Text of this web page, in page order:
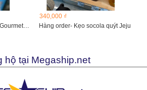
Hạt tổng hợp tẩm mật ong Gourmet Honey Roasted NUT MIX
340,000 ₫
Hàng order- Kẹo socola quýt Jeju
hộ tại Megaship.net